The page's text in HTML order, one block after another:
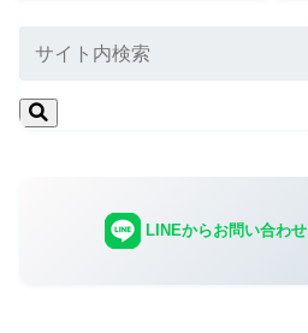
LINEからお問い合わせ